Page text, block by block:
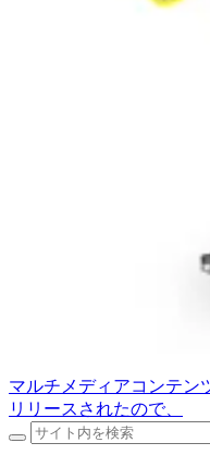
マルチメディアコンテン
リリースされたので、